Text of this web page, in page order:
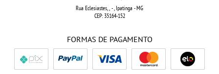
Rua Eclesiastes, , -, Ipatinga -MG
CEP: 35164-152
FORMAS DE PAGAMENTO